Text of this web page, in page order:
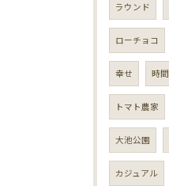
ラウンド
ローチョコ
幸せ 時間
トマト農家
大池公園
カジュアル